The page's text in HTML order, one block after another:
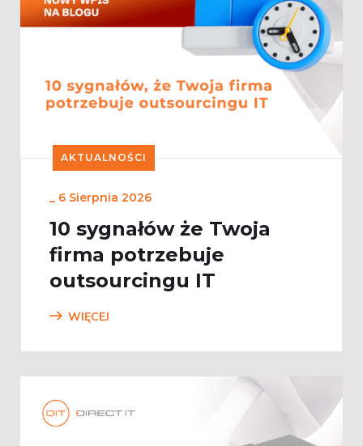
AKTUALNOŚCI
_ 6 Sierpnia 2026
10 sygnałów że Twoja
firma potrzebuje
outsourcingu IT
WIĘCEJ